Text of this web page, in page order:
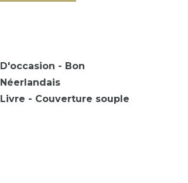
D'occasion - Bon
Néerlandais
Livre - Couverture souple